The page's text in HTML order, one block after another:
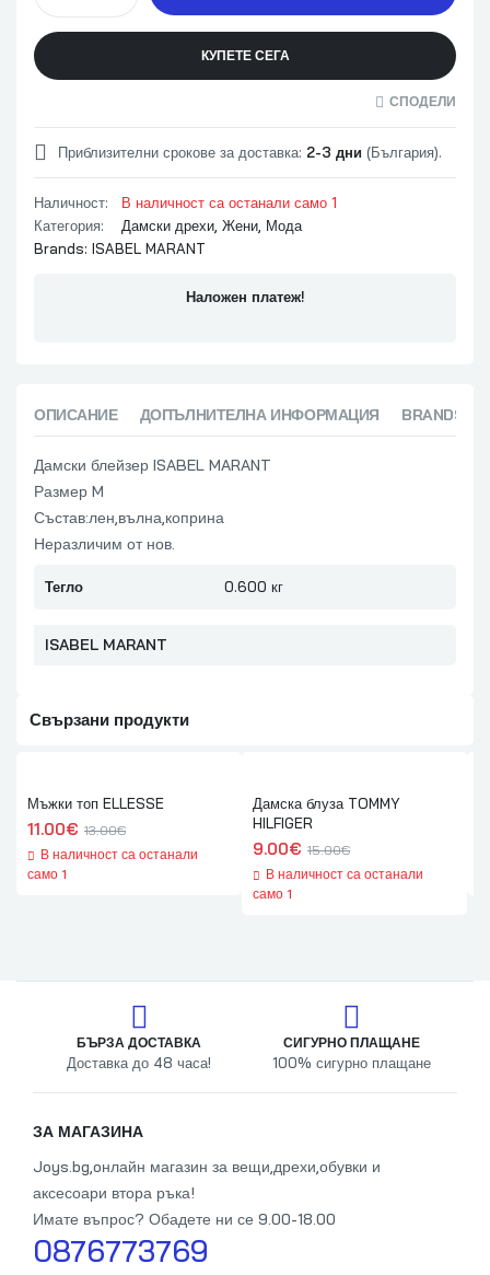
КУПЕТЕ СЕГА
СПОДЕЛИ
Приблизителни срокове за доставка: 2-3 дни (България).
Наличност:
В наличност са останали само 1
Категория:
Дамски дрехи Жени Мода
Brands: ISABEL MARANT
Наложен платеж!
ОПИСАНИЕ ДОПЪЛНИТЕЛНА ИНФОРМАЦИЯ BRANDS (1)
Дамски блейзер ISABEL MARANT
Размер M
Състав:лен,вълна,коприна
Неразличим от нов.
Тегло 0.600 кг
ISABEL MARANT
Свързани продукти
Мъжки топ ELLESSE
13.00€
11.00€
В наличност са останали
само 1
Дамска блуза TOMMY
HILFIGER
15.00€
9.00€
В наличност са останали
само 1
БЪРЗА ДОСТАВКА
Доставка до 48 часа!
СИГУРНО ПЛАЩАНЕ
100% сигурно плащане
ЗА МАГАЗИНА
Joys.bg,oнлайн магазин за вещи,дрехи,обувки и
аксесоари втора ръка!
Имате въпрос? Обадете ни се 9.00-18.00
0876773769